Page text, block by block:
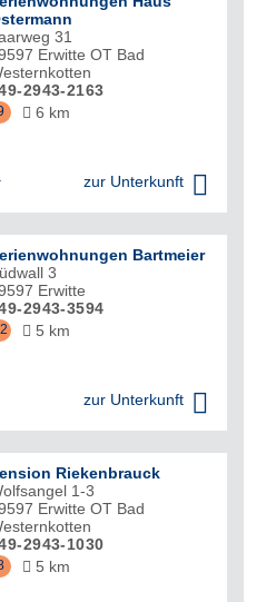
31
Erwitte OT Bad
2943-2163
 6 km
zur Unterkunft 
Bartmeier
3
Erwitte
2943-3594
 5 km
zur Unterkunft 
Riekenbrauck
1-3
Erwitte OT Bad
2943-1030
 5 km